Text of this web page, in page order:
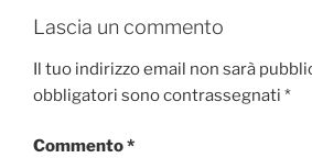
Lascia un commento
Il tuo indirizzo email non sarà
obbligatori sono contrassegnati *
Commento*